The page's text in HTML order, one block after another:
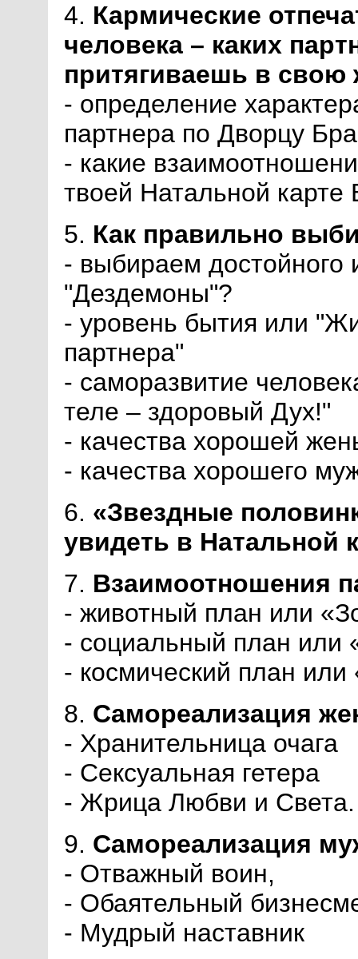
4. Кармические
человека – каких
притягиваешь в свою
- определение
партнера по Дворцу
- какие
твоей Натальной карте
5. Как правильно
- выбираем достойного
"Дездемоны"?
- уровень бытия или
партнера"
- саморазвитие
теле – здоровый Дух!"
- качества хорошей
- качества хорошего
6. «Звездные
увидеть в Натальной
7. Взаимоотношения
- животный план или
- социальный план или
- космический план
8. Самореализация
- Хранительница очага
- Сексуальная гетера
- Жрица Любви и Света.
9. Самореализация
- Отважный воин,
- Обаятельный
- Мудрый наставник